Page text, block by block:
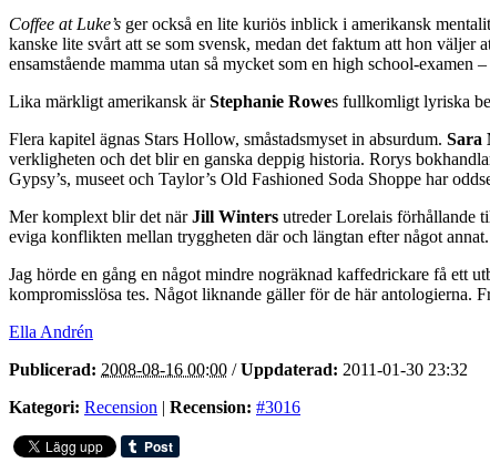
Coffee at Luke’s ger också en lite kuriös inblick i amerikansk
kanske lite svårt att se som svensk, medan det faktum att hon väljer
ensamstående mamma utan så mycket som en high school-
Lika märkligt amerikansk ärStephanie Rowes fullkomligt lyriska
Flera kapitel ägnas Stars Hollow, småstadsmyset in absurdum. Sara
verkligheten och det blir en ganska deppig historia. Rorys
Gypsy’s, museet och Taylor’s Old Fashioned Soda Shoppe har
Mer komplext blir det närJill Winters utreder Lorelais förhållande
eviga konflikten mellan tryggheten där och längtan efter något
Jag hörde en gång en något mindre nogräknad kaffedrickare få ett
kompromisslösa tes. Något liknande gäller för de här antologierna.
Ella Andrén
Publicerad: 2008-08-16 00:00 /Uppdaterad: 2011-01-30 23:32
Kategori: Recension | Recension: #3016